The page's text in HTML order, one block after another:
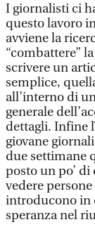
I giornalisti ci
questo lavoro
avviene la
“combattere”
scrivere un
semplice,
all’interno di
generale
dettagli. Infine
giovane
due settimane
posto un po’
vedere
introducono in
speranza nel